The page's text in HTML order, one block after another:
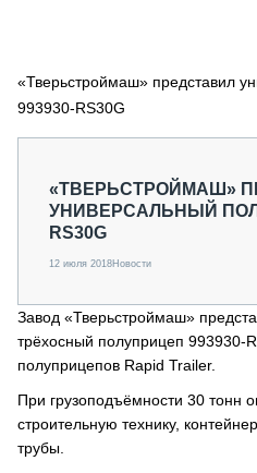
СПЕЦПРОЕКТЫ
МЕРОПРИЯТИЯ
СТАТЬИ ПО КАТЕГОРИЯМ
«Тверьстроймаш» представил
993930-RS30G
«ТВЕРЬСТРОЙМАШ»
УНИВЕРСАЛЬНЫЙ
RS30G
12 июля 2018Новости
Завод «Тверьстроймаш»
трёхосный полуприцеп 993930-
полуприцепов Rapid Trailer.
При грузоподъёмности 30 тонн
строительную технику,
трубы.